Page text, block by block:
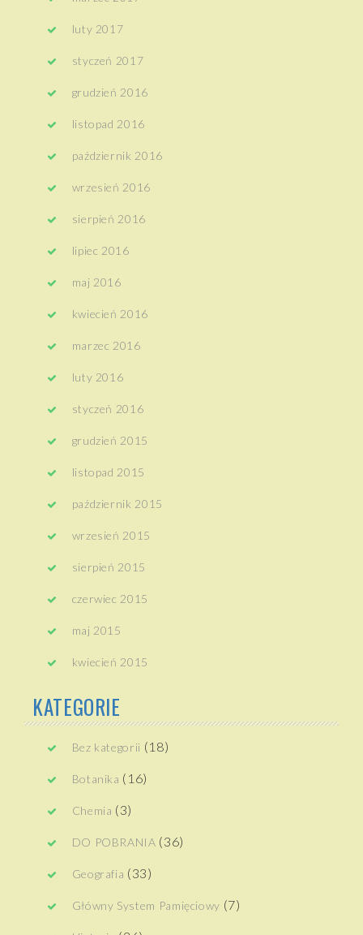
luty 2017
styczeń 2017
grudzień 2016
listopad 2016
październik 2016
wrzesień 2016
sierpień 2016
lipiec 2016
maj 2016
kwiecień 2016
marzec 2016
luty 2016
styczeń 2016
grudzień 2015
listopad 2015
październik 2015
wrzesień 2015
sierpień 2015
czerwiec 2015
maj 2015
kwiecień 2015
KATEGORIE
Bez kategorii (18)
Botanika (16)
Chemia (3)
DO POBRANIA (36)
Geografia (33)
Główny System Pamięciowy (7)